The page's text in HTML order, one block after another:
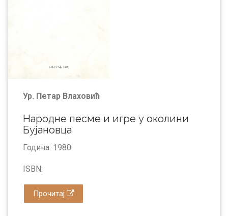
Ур. Петар Влаховић
Народне песме и игре у околини
Бујановца
Година: 1980.
ISBN:
Прочитај